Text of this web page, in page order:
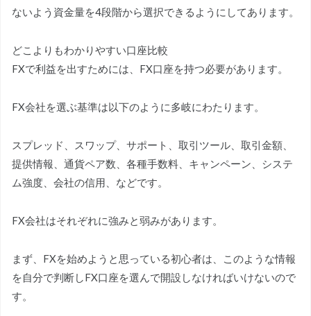
ないよう資金量を4段階から選択できるようにしてあります。
どこよりもわかりやすい口座比較
FXで利益を出すためには、FX口座を持つ必要があります。
FX会社を選ぶ基準は以下のように多岐にわたります。
スプレッド、スワップ、サポート、取引ツール、取引金額、
提供情報、通貨ペア数、各種手数料、キャンペーン、システ
ム強度、会社の信用、などです。
FX会社はそれぞれに強みと弱みがあります。
まず、FXを始めようと思っている初心者は、このような情報
を自分で判断しFX口座を選んで開設しなければいけないので
す。